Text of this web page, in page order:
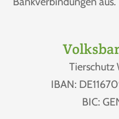
Tierschutz
IBAN:
BIC: